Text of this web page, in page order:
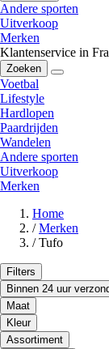
Andere sporten
Uitverkoop
Merken
Klantenservice in
Zoeken
Voetbal
Lifestyle
Hardlopen
Paardrijden
Wandelen
Andere sporten
Uitverkoop
Merken
Home
/ Merken
/ Tufo
Filters
Binnen 24 uur
Maat
Kleur
Assortiment